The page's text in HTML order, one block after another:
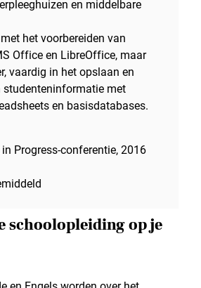
en middelbare
het voorbereiden van
Office en LibreOffice, maar
vaardig in het opslaan en
studenteninformatie met
en basisdatabases.
Progress-conferentie, 2016
schoolopleiding op je